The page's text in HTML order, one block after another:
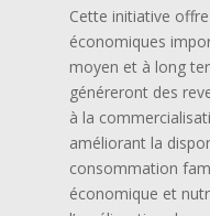
Cette initiative
économiques
moyen et à long
généreront des
à la
améliorant la
consommation
économique et